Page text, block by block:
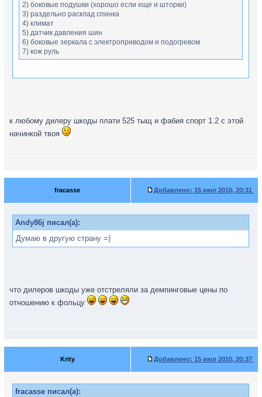
2) боковые подушки (хорошо если еще и шторки)
3) раздельно расклад спинка
4) климат
5) датчик давления шин
6) боковые зеркала с электроприводом и подогревом
7) кож руль
ну я тоже хочу такое авто за 5сотен, деньги есть, куда ехать?
к любому дилеру шкоды плати 525 тыщ и фабия спорт 1.2 с этой
начинкой твоя
fracasse Добавлено: 15 июл 2010, 20:31
Andy86j писал(а):
Думаю в другую страну =)
что дилеров шкоды уже отстреляли за демпинговые цены по
отношению к фольцу
Krity Добавлено: 15 июл 2010, 20:37
fracasse писал(а):